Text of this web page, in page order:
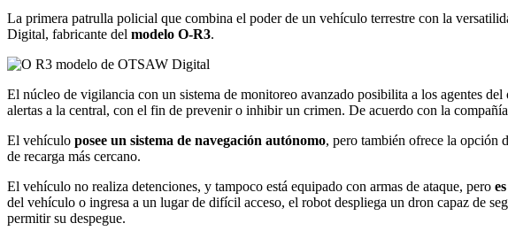
La primera patrulla policial que combina el poder de un vehículo terrestre con la
Digital, fabricante del modelo O-R3.
El núcleo de vigilancia con un sistema de monitoreo avanzado posibilita a los agentes
alertas a la central, con el fin de prevenir o inhibir un crimen. De acuerdo con la
El vehículo posee un sistema de navegación autónomo, pero también ofrece la opción
de recarga más cercano.
El vehículo no realiza detenciones, y tampoco está equipado con armas de ataque, pero
del vehículo o ingresa a un lugar de difícil acceso, el robot despliega un dron capaz de
permitir su despegue.